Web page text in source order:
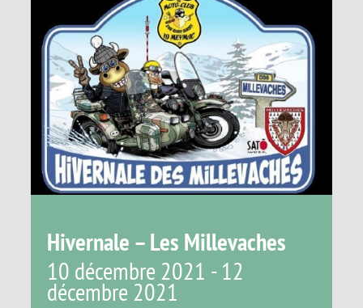
Hivernale – Les Millevaches
10 décembre 2021 -12
décembre 2021